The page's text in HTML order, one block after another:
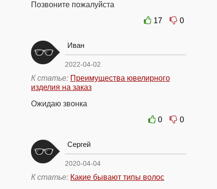
Позвоните пожалуйста
17
0
Иван
2022-04-02
К статье: Преимущества ювелирного
изделия на заказ
Ожидаю звонка
0
0
Сергей
2020-04-04
К статье: Какие бывают типы волос